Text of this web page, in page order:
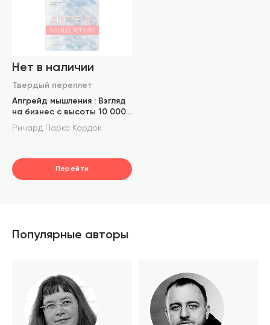
Нет в наличии
Твердый переплет
Апгрейд мышления : Взгляд
на бизнес с высоты 10 000
метров
Ричард Паркс Кордок
Перейти
Популярные авторы